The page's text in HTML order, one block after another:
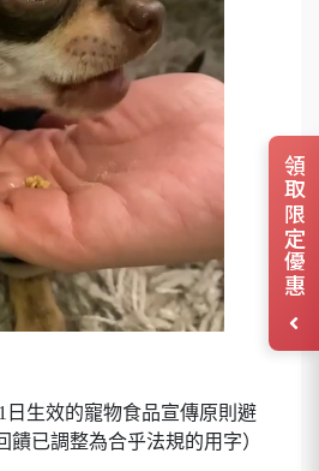
1 日生效的寵物食品宣傳原則避
饋已調整為合乎法規的用字）
領取限定優惠